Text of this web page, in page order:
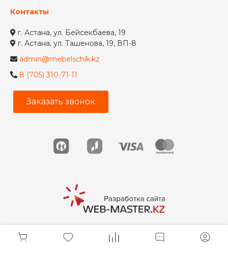
Контакты
г. Астана, ул. Бейсекбаева, 19
г. Астана, ул. Ташенова, 19, ВП-8
admin@mebelschik.kz
8 (705) 310-71-11
Заказать звонок
© 2026 Мебельщик, Все права защищены